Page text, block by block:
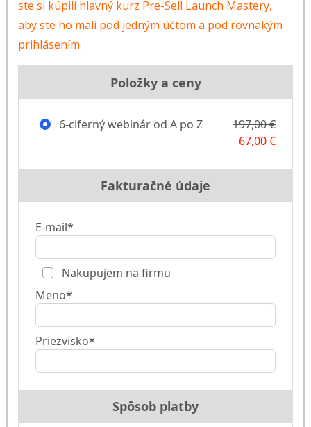
ste si kúpili hlavný kurz Pre-Sell Launch Mastery,
aby ste ho mali pod jedným účtom a pod rovnakým
prihlásením.
Položky a ceny
6-ciferný webinár od A po Z
197,00 €
67,00 €
Fakturačné údaje
E-mail*
Nakupujem na firmu
Meno*
Priezvisko*
Spôsob platby